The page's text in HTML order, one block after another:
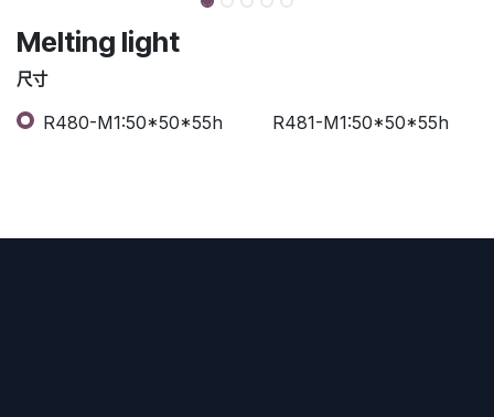
Melting light
尺寸
R480-M1:50*50*55h R481-M1:50*50*55h